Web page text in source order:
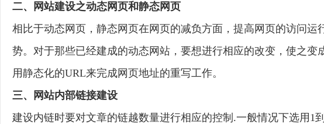
二、网站建设之动态网页和静态网页
相比于动态网页，静态网页在网页的减负方面，提高网页的访问
势。对于那些已经建成的动态网站，要想进行相应的改变，使之
用静态化的URL来完成网页地址的重写工作。
三、网站内部链接建设
建设内链时要对文章的链越数量进行相应的控制.一般情况下选用1